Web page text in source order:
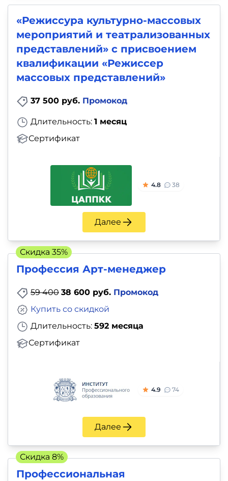
«Режиссура культурно-массовых
мероприятий и театрализованных
представлений» с присвоением
квалификации «Режиссер
массовых представлений»
37 500 руб. Промокод
Длительность: 1 месяц
Сертификат
4.8 38
Далее
Профессия Арт-менеджер
59 400 38 600 руб. Промокод
Длительность: 592 месяца
Сертификат
Купить со скидкой
4.9 74
Далее
Скидка 35%
Профессиональная
Скидка 8%